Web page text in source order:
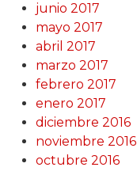
junio 2017
mayo 2017
abril 2017
marzo 2017
febrero 2017
enero 2017
diciembre 2016
noviembre 2016
octubre 2016